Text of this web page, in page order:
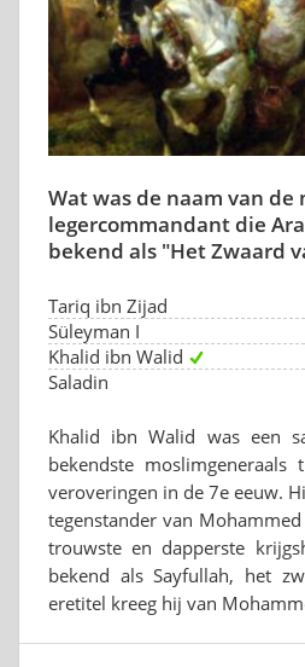
Wat was de naam van de
legercommandant die
bekend als "Het Zwaard
Tariq ibn Zijad
Süleyman I
Khalid ibn Walid
Saladin
Khalid ibn Walid was een
bekendste moslimgeneraals
veroveringen in de 7e eeuw.
tegenstander van
trouwste en dapperste
bekend als Sayfullah, het
eretitel kreeg hij van